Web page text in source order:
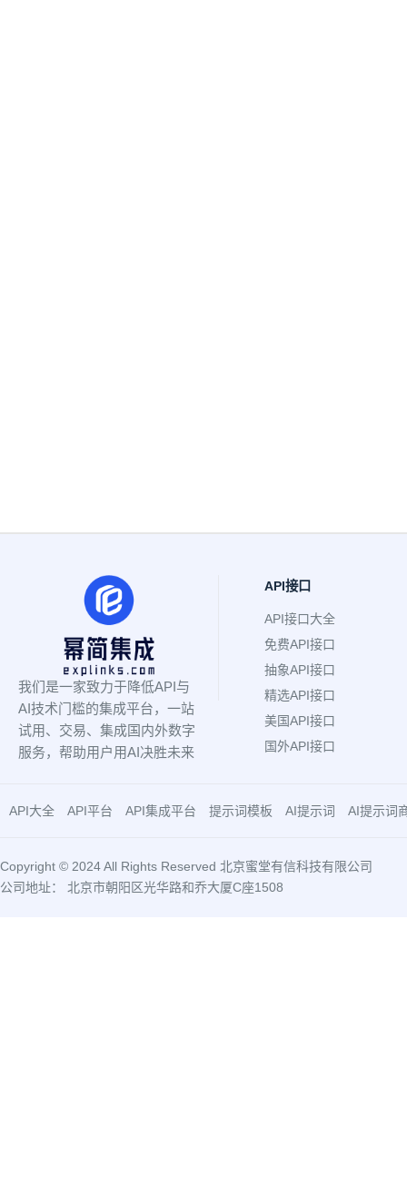
我们是一家致力于降低API与
AI技术门槛的集成平台，一站
试用、交易、集成国内外数字
服务，帮助用户用AI决胜未来
API接口
API接口大全
免费API接口
抽象API接口
精选API接口
美国API接口
国外API接口
API大全 API平台 API集成平台 提示词模板 AI提示词 AI提示词
Copyright © 2024 All Rights Reserved 北京蜜堂有信科技有限公司
公司地址： 北京市朝阳区光华路和乔大厦C座1508